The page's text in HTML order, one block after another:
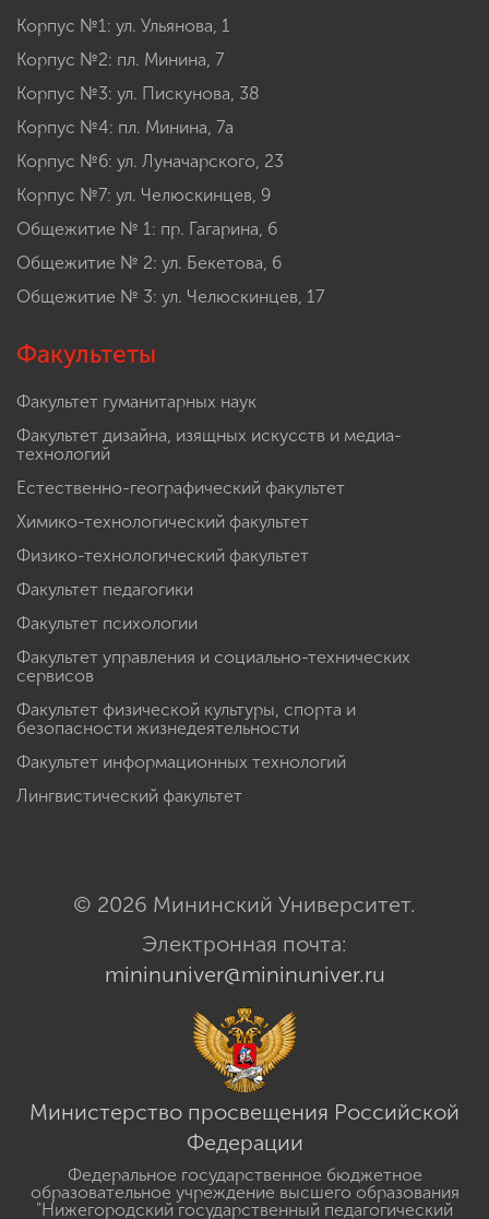
Корпус №1: ул. Ульянова, 1
Корпус №2: пл. Минина, 7
Корпус №3: ул. Пискунова, 38
Корпус №4: пл. Минина, 7а
Корпус №6: ул. Луначарского, 23
Корпус №7: ул. Челюскинцев, 9
Общежитие № 1: пр. Гагарина, 6
Общежитие № 2: ул. Бекетова, 6
Общежитие № 3: ул. Челюскинцев, 17
Факультеты
Факультет гуманитарных наук
Факультет дизайна, изящных искусств и медиа-
технологий
Естественно-географический факультет
Химико-технологический факультет
Физико-технологический факультет
Факультет педагогики
Факультет психологии
Факультет управления и социально-технических
сервисов
Факультет физической культуры, спорта и
безопасности жизнедеятельности
Факультет информационных технологий
Лингвистический факультет
© 2026 Мининский Университет.
Электронная почта:
mininuniver@mininuniver.ru
Министерство просвещения Российской
Федерации
Федеральное государственное бюджетное
образовательное учреждение высшего образования
"Нижегородский государственный педагогический